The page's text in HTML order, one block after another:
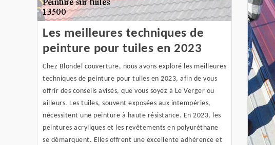
Les meilleures techniques de
peinture pour tuiles en 2023
Chez Blondel couverture, nous avons exploré les meilleures
techniques de peinture pour tuiles en 2023, afin de vous
offrir des conseils avisés, que vous soyez à Le Verger ou
ailleurs. Les tuiles, souvent exposées aux intempéries,
nécessitent une peinture à haute résistance. En 2023, les
peintures acryliques et les revêtements en polyuréthane
se démarquent. Elles offrent une excellente adhérence et